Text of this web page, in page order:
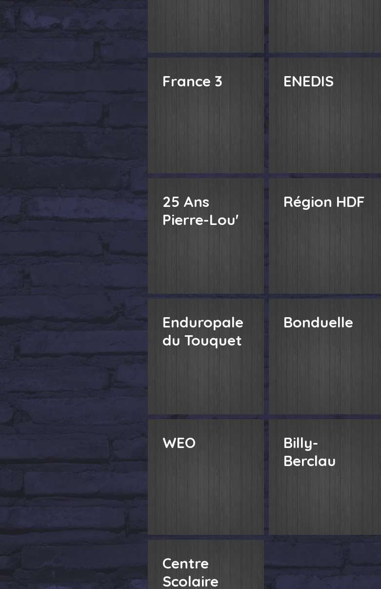
France 3 ENEDIS
25 Ans
Pierre-Lou'
Région HDF
Enduropale
du Touquet
Bonduelle
WEO
Billy-
Berclau
Centre
Scolaire